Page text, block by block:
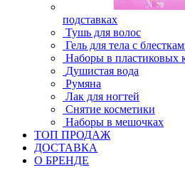
подставках
Тушь для волос
Гель для тела с
Наборы в пластиковых
Душистая вода
Румяна
Лак для ногтей
Снятие косметики
Наборы в мешочках
ТОП ПРОДАЖ
ДОСТАВКА
О БРЕНДЕ